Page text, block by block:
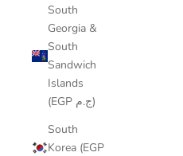
South
Georgia &
South
Sandwich
Islands
(EGP ج.م)
South
Korea (EGP